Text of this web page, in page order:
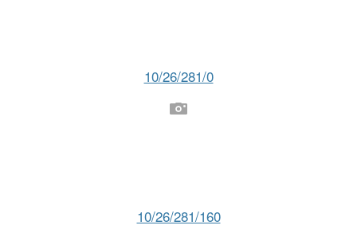
10/26/281/0
10/26/281/160